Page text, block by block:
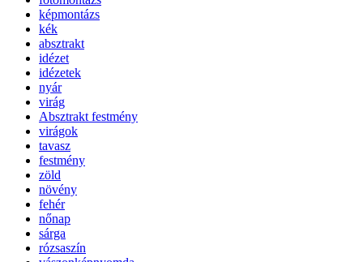
képmontázs
kék
absztrakt
idézet
idézetek
nyár
virág
Absztrakt festmény
virágok
tavasz
festmény
zöld
növény
fehér
nőnap
sárga
rózsaszín